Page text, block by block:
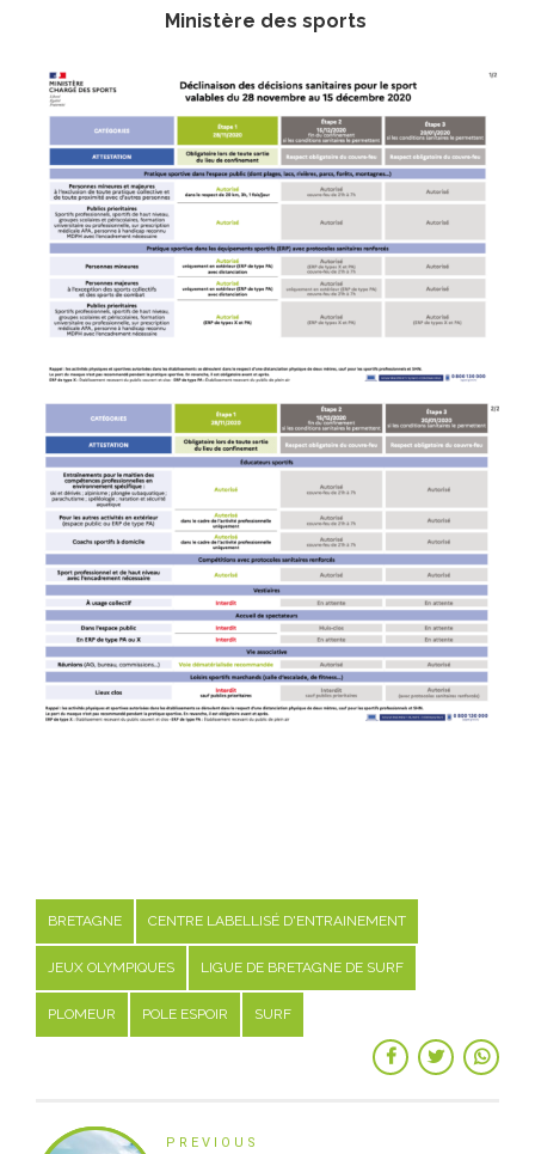
Ministère des sports
BRETAGNE CENTRE LABELLISÉ D'ENTRAINEMENT
JEUX OLYMPIQUES LIGUE DE BRETAGNE DE SURF
PLOMEUR POLE ESPOIR SURF
PREVIOUS